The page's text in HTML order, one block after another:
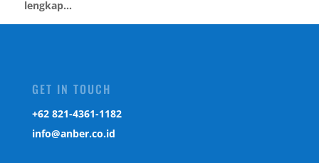
lengkap...
GET IN TOUCH
‎+62 821-4361-1182
info@anber.co.id